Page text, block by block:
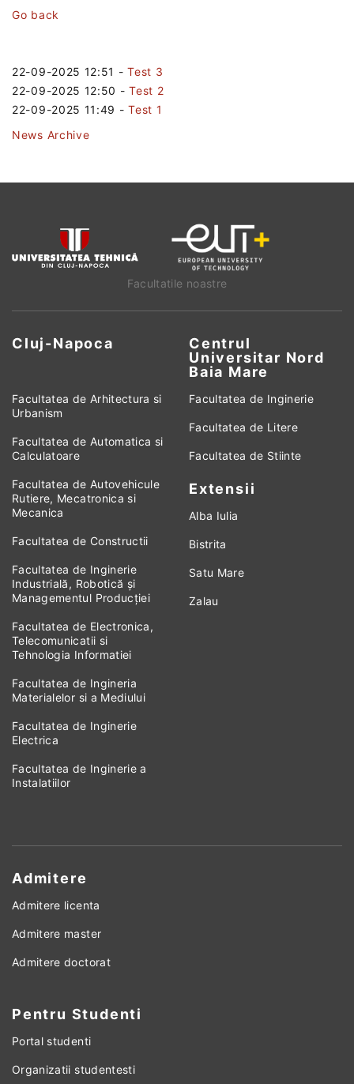
Go back
22-09-2025 12:51 -Test 3
22-09-2025 12:50 -Test 2
22-09-2025 11:49 -Test 1
News Archive
Facultatile noastre
Cluj-Napoca
Centrul
Universitar Nord
Baia Mare
Facultatea de Arhitectura si
Urbanism
Facultatea de Automatica si
Calculatoare
Facultatea de Autovehicule
Rutiere, Mecatronica si
Mecanica
Facultatea de Constructii
Facultatea de Inginerie
Industrială, Robotică și
Managementul Producției
Facultatea de Electronica,
Telecomunicatii si
Tehnologia Informatiei
Facultatea de Ingineria
Materialelor si a Mediului
Facultatea de Inginerie
Electrica
Facultatea de Inginerie a
Instalatiilor
Facultatea de Inginerie
Facultatea de Litere
Facultatea de Stiinte
Extensii
Alba Iulia
Bistrita
Satu Mare
Zalau
Admitere
Admitere licenta
Admitere master
Admitere doctorat
Pentru Studenti
Portal studenti
Organizatii studentesti